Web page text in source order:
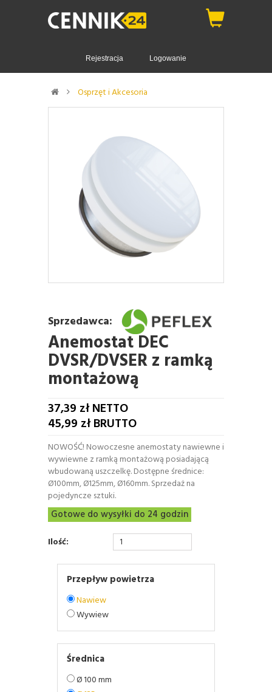
Rejestracja Logowanie
Osprzęt i Akcesoria
Sprzedawca:
Anemostat DEC
DVSR/DVSER z ramką
montażową
37,39 zł NETTO
45,99 zł BRUTTO
NOWOŚĆ! Nowoczesne anemostaty nawiewne i
wywiewne z ramką montażową posiadającą
wbudowaną uszczelkę. Dostępne średnice:
Ø100mm, Ø125mm, Ø160mm. Sprzedaż na
pojedyncze sztuki.
Gotowe do wysyłki do 24 godzin
Ilość:
Przepływ powietrza
Nawiew
Wywiew
Średnica
Ø 100 mm